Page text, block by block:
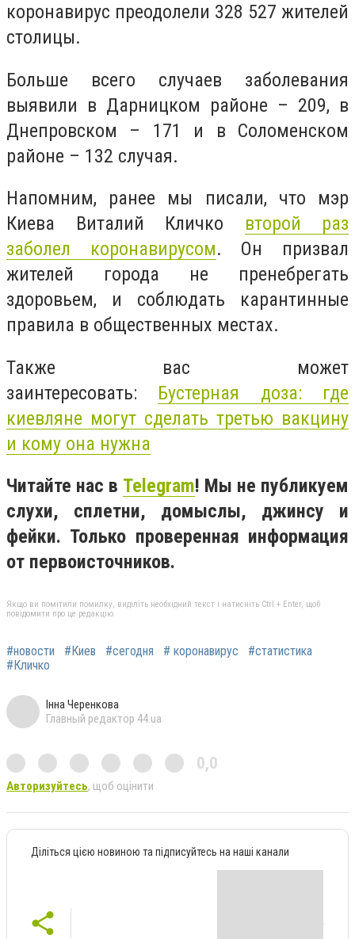
коронавирус преодолели 328 527 жителей
столицы.
Больше всего случаев заболевания
выявили в Дарницком районе – 209, в
Днепровском – 171 и в Соломенском
районе – 132 случая.
Напомним, ранее мы писали, что мэр
Киева Виталий Кличко второй раз
заболел коронавирусом. Он призвал
жителей города не пренебрегать
здоровьем, и соблюдать карантинные
правила в общественных местах.
Также вас может
заинтересовать: Бустерная доза: где
киевляне могут сделать третью вакцину
и кому она нужна
Читайте нас в Telegram! Мы не публикуем
слухи, сплетни, домыслы, джинсу и
фейки. Только проверенная информация
от первоисточников.
Якщо ви помітили помилку, виділіть необхідний текст і натисніть Ctrl + Enter, щоб
повідомити про це редакцію
#новости #Киев #сегодня # коронавирус
#статистика
#Кличко
Інна Черенкова
Главный редактор 44.ua
0,0
Авторизуйтесь, щоб оцінити
Діліться цією новиною та підписуйтесь на наші канали